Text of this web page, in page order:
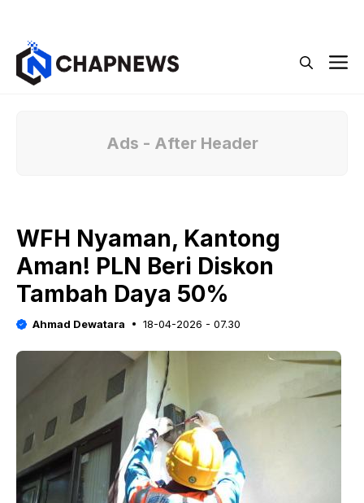
Ads - After Header
WFH Nyaman, Kantong
Aman! PLN Beri Diskon
Tambah Daya 50%
Ahmad Dewatara 18-04-2026 - 07.30